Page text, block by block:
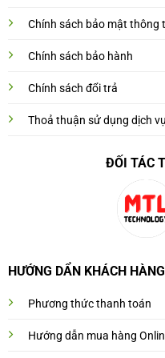
Chính sách bảo mật thông
Chính sách bảo hành
Chính sách đổi trả
Thoả thuận sử dụng dịch vụ
ĐỐI TÁC
HƯỚNG DẨN KHÁCH HÀNG
Phương thức thanh toán
Hướng dẫn mua hàng